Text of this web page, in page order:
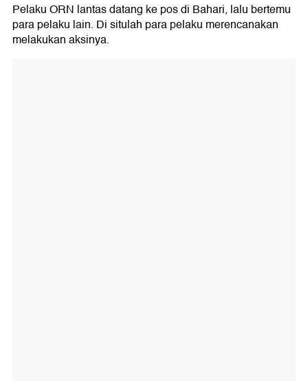
Pelaku ORN lantas datang ke pos di Bahari, lalu bertemu
para pelaku lain. Di situlah para pelaku merencanakan
melakukan aksinya.